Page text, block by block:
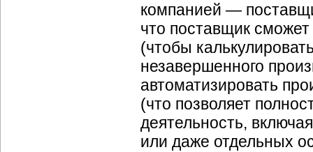
компанией —
что поставщик
(чтобы
незавершенного
автоматизировать
(что позволяет
деятельность,
или даже отдельных